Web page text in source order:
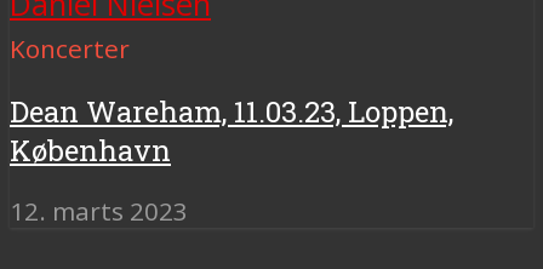
Koncerter
Dean Wareham, 11.03.23, Loppen,
København
12. marts 2023